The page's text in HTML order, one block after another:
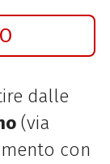
dalle
(via
con